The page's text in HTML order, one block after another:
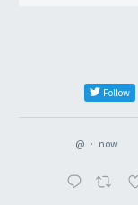
Follow
@ · now